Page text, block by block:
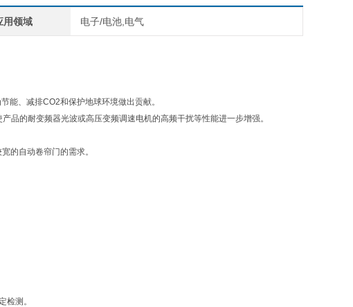
用领域 电子/电池,电气
能、减排CO2和保护地球环境做出贡献。
品的耐变频器光波或高压变频调速电机的高频干扰等性能进一步增强。
的自动卷帘门的需求。
检测。